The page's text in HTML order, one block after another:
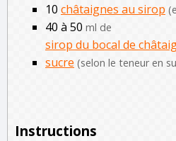
10 châtaignes au sirop
40 à 50 ml de
sirop du bocal de
sucre (selon le teneur en
Instructions